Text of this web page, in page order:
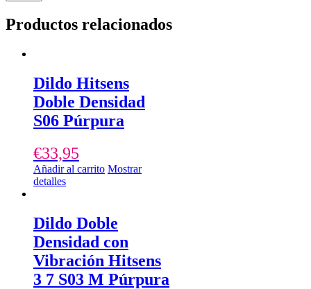
Productos relacionados
Dildo Hitsens
Doble Densidad
S06 Púrpura
€33,95
Añadir al carrito Mostrar
detalles
Dildo Doble
Densidad con
Vibración Hitsens
3 7 S03 M Púrpura